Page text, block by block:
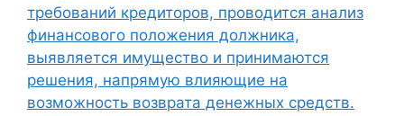
требований кредиторов, проводится анализ
финансового положения должника,
выявляется имущество и принимаются
решения, напрямую влияющие на
возможность возврата денежных средств.